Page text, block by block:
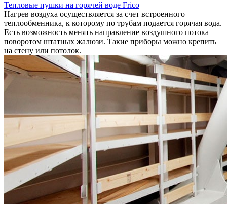
Тепловые пушки на горячей воде Frico
Нагрев воздуха осуществляется за счет встроенного
теплообменника, к которому по трубам подается горячая вода.
Есть возможность менять направление воздушного потока
поворотом штатных жалюзи. Такие приборы можно крепить
на стену или потолок.